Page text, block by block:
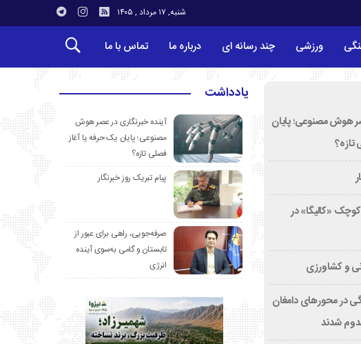
شنبه, ۱۷ مرداد , ۱۴۰۵
ورزشی چند رسانه ای درباره ما تماس با ما
هوش مصنوعی؛ پایان
تازه؟
«کالیگا» در
و کشاورزی
در محورهای دامغان
یادداشت
آینده خبرنگاری در عصر هوش
مصنوعی؛ پایان یک حرفه یا آغاز
فصلی تازه؟
پیام تبریک روز خبرنگار
صرفه‌جویی، راهی برای عبور از
تابستان و گامی به‌سوی آینده
انرژی